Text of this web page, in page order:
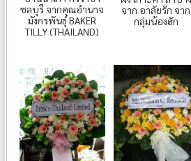
ชลบุรี จากคุณอำนาจ
มังกรพันธุ์ BAKER
TILLY (THAILAND)
จาก อาลัยรัก จาก
กลุ่มน้องฮัก